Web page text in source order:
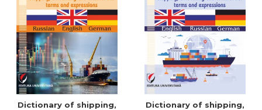
Dictionary of shipping,
Dictionary of shipping,